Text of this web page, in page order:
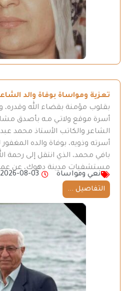
تعزية ومواساة بوفاة والد
بقلوب مؤمنة بقضاء الله وقدره،
أسرة موقع ولاتـي مـه بأصدق
الشاعر والكاتب الأستاذ محمد
أسرته وذويه، بوفاة والده
بافي محمد، الذي انتقل إلى رحمة
مستشفيات مدينة دهوك، عن عمر
نعي ومواساة
2026-08-03
التفاصيل ...